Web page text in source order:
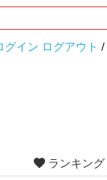
グイン ログアウト /
ランキング